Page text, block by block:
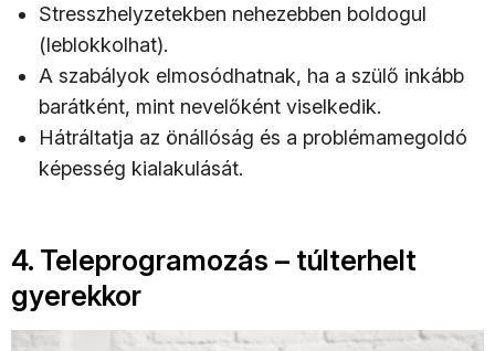
Stresszhelyzetekben nehezebben boldogul
(leblokkolhat).
A szabályok elmosódhatnak, ha a szülő inkább
barátként, mint nevelőként viselkedik.
Hátráltatja az önállóság és a problémamegoldó
képesség kialakulását.
4. Teleprogramozás – túlterhelt
gyerekkor